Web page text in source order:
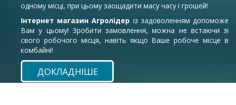
одному місці, при цьому заощадити масу часу і грошей!
Інтернет магазин Агролідер із задоволенням допоможе
Вам у цьому! Зробити замовлення, можна не встаючи зі
свого робочого місця, навіть якщо Ваше робоче місце в
комбайні!
ДОКЛАДНІШЕ